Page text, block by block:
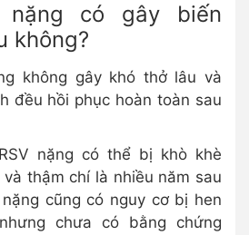
nặng có gây biến
không?
không gây khó thở lâu và
đều hồi phục hoàn toàn sau
nặng có thể bị khò khè
thậm chí là nhiều năm sau
cũng có nguy cơ bị hen
chưa có bằng chứng